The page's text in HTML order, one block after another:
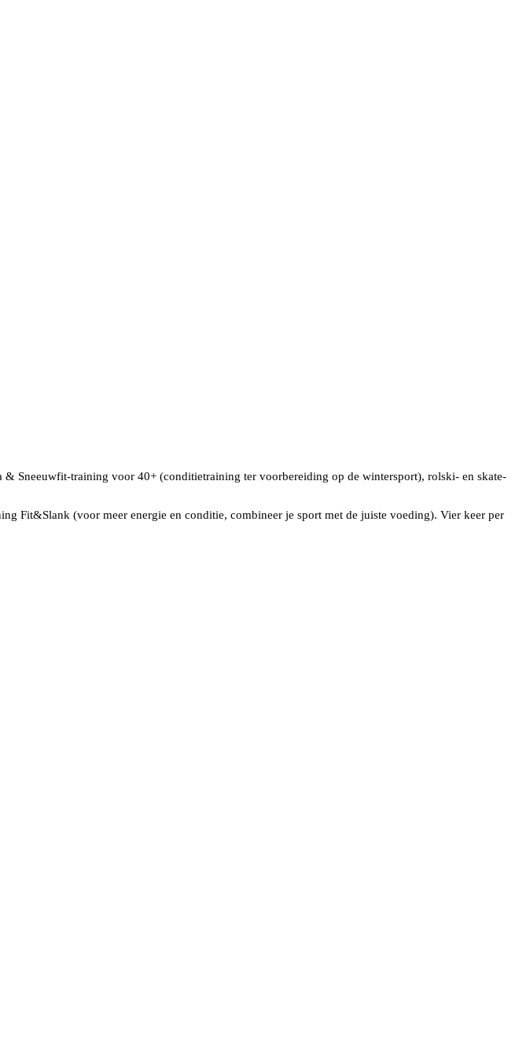
Sneeuwfit-training voor 40+ (conditietraining ter voorbereiding op de wintersport), rolski- en skate-
Fit&Slank (voor meer energie en conditie, combineer je sport met de juiste voeding). Vier keer per